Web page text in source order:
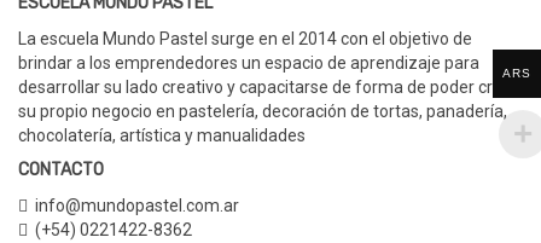
La escuela Mundo Pastel surge en el 2014 con el objetivo de
brindar a los emprendedores un espacio de aprendizaje para
desarrollar su lado creativo y capacitarse de forma de poder crear
su propio negocio en pastelería, decoración de tortas, panadería,
chocolatería, artística y manualidades
CONTACTO
info@mundopastel.com.ar
(+54) 0221422-8362
ARS